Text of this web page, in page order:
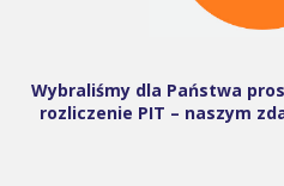
Wybraliśmy dla Państwa
rozliczenie PIT – naszym